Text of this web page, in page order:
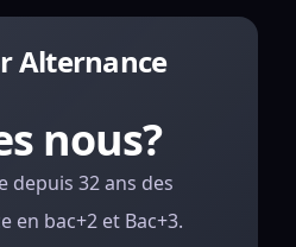
Alternance
nous?
depuis 32 ans des
bac+2 et Bac+3.